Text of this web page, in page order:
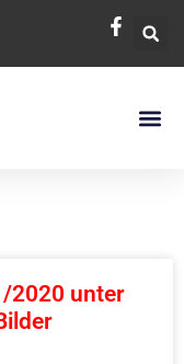
2020 unter